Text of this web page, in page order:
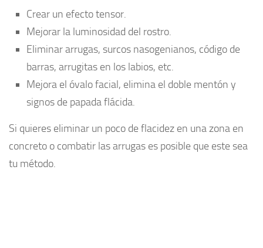
Crear un efecto tensor.
Mejorar la luminosidad del rostro.
Eliminar arrugas, surcos nasogenianos, código de
barras, arrugitas en los labios, etc.
Mejora el óvalo facial, elimina el doble mentón y
signos de papada flácida.
Si quieres eliminar un poco de flacidez en una zona en
concreto o combatir las arrugas es posible que este sea
tu método.